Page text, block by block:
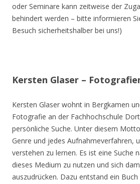
oder Seminare kann zeitweise der
behindert werden – bitte informieren
Besuch sicherheitshalber bei uns!)
Kersten Glaser –
Kersten Glaser wohnt in Bergkamen
Fotografie an der Fachhochschule
persönliche Suche. Unter diesem
Genre und jedes Aufnahmeverfahren,
verstehen zu lernen. Es ist eine Suche
dieses Medium zu nutzen und sich
auszudrücken. Dazu entstand ein